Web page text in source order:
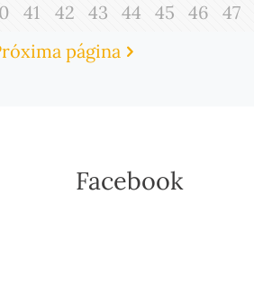
41 42 43 44 45 46 47
página
Facebook